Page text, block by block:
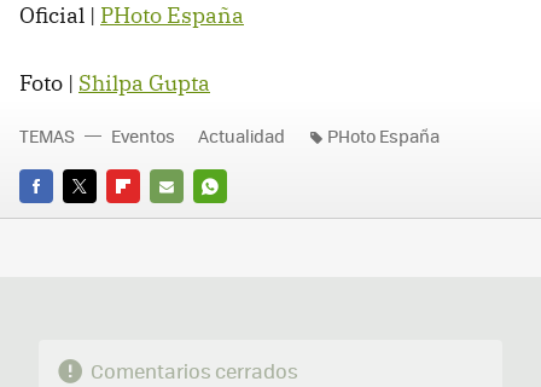
Oficial | PHoto España
Foto | Shilpa Gupta
FACEBOOK
TWITTERFLIPBOARD
E-
WHATSAPP
TEMAS Eventos Actualidad PHoto España
Comentarios cerrados